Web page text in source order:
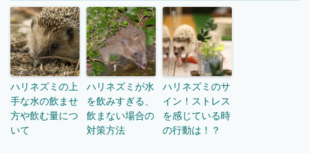
ハリネズミの上
手な水の飲ませ
方や飲む量につ
いて
ハリネズミが水
を飲みすぎる、
飲まない場合の
対策方法
ハリネズミのサ
イン！ストレス
を感じている時
の行動は！？